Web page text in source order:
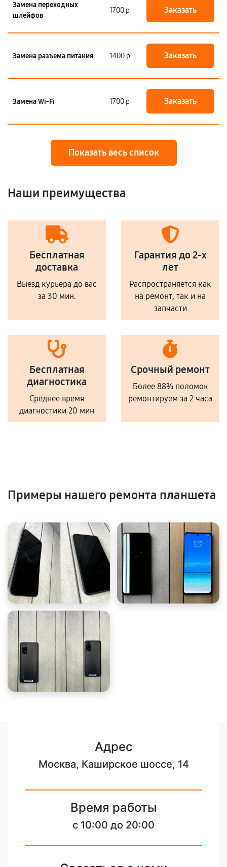
Замена переходных
шлейфов
1700 р Заказать
Замена разъема питания 1400 р Заказать
Замена Wi-Fi 1700 р Заказать
Показать весь список
Наши преимущества
Бесплатная
доставка
Выезд курьера до вас
за 30 мин.
Гарантия до 2-х
лет
Распространяется как
на ремонт, так и на
запчасти
Бесплатная
диагностика
Среднее время
диагностики 20 мин
Срочный ремонт
Более 88% поломок
ремонтируем за 2 часа
Примеры нашего ремонта планшета
Адрес
Москва, Каширское шоссе, 14
Время работы
с 10:00 до 20:00